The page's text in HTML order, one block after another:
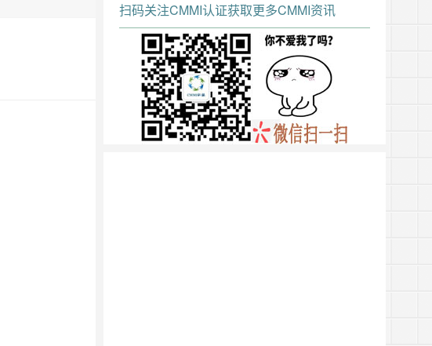
扫码关注CMMI认证获取更多CMMI资讯